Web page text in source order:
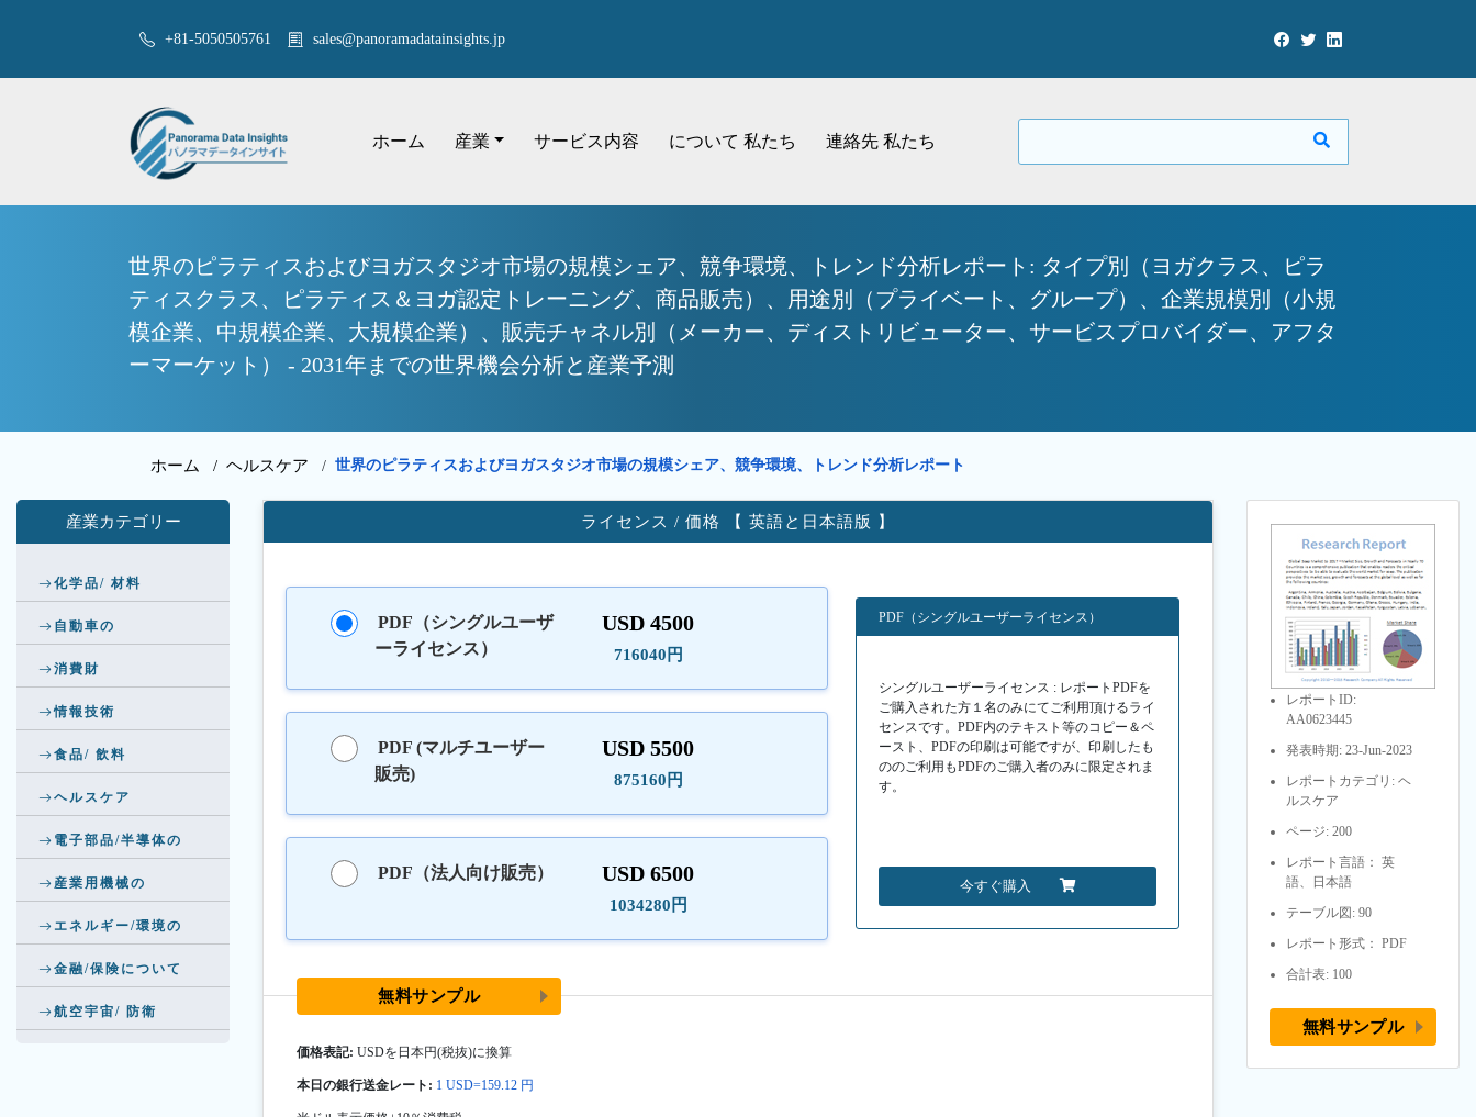
+81-5050505761 sales@panoramadatainsights.jp
ホーム 産業 サービス内容 について 私たち 連絡先 私たち
世界のピラティスおよびヨガスタジオ市場の規模シェア、競争環境、トレンド分析レポート: タイプ別（ヨガクラス、ピラ
ティスクラス、ピラティス＆ヨガ認定トレーニング、商品販売）、用途別（プライベート、グループ）、企業規模別（小規
模企業、中規模企業、大規模企業）、販売チャネル別（メーカー、ディストリビューター、サービスプロバイダー、アフタ
ーマーケット） - 2031年までの世界機会分析と産業予測
ホーム / ヘルスケア / 世界のピラティスおよびヨガスタジオ市場の規模シェア、競争環境、トレンド分析レポート
産業カテゴリー
化学品/ 材料
自動車の
消費財
情報技術
食品/ 飲料
ヘルスケア
電子部品/半導体の
産業用機械の
エネルギー/環境の
金融/保険について
航空宇宙/ 防衛
ライセンス / 価格 【 英語と日本語版 】
PDF（シングルユーザ
ーライセンス）
USD 4500
716040円
PDF (マルチユーザー
販売)
USD 5500
875160円
PDF（法人向け販売） USD 6500
1034280円
PDF（シングルユーザーライセンス）
シングルユーザーライセンス : レポートPDFを
ご購入された方１名のみにてご利用頂けるライ
センスです。PDF内のテキスト等のコピー＆ペ
ースト、PDFの印刷は可能ですが、印刷したも
ののご利用もPDFのご購入者のみに限定されま
す。
今すぐ購入
無料サンプル
価格表記: USDを日本円(税抜)に換算
本日の銀行送金レート: 1 USD=159.12 円
レポートID:
AA0623445
発表時期: 23-Jun-2023
レポートカテゴリ: ヘ
ルスケア
ページ: 200
レポート言語： 英
語、日本語
テーブル図: 90
レポート形式： PDF
合計表: 100
無料サンプル